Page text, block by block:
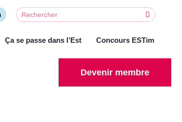
Ça se passe dans l’Est Concours ESTim
Devenir membre